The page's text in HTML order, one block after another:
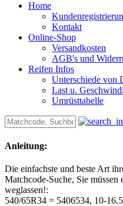
Home
Kontakt
Online-Shop
Versandkosten
AGB's und
Reifen Infos
Unterschiede von
Last u.
Umrüsttabelle
Anleitung:
Die einfachste und beste Art
Matchcode-Suche, Sie müssen
weglassen!:
540/65R34 = 5406534, 10-